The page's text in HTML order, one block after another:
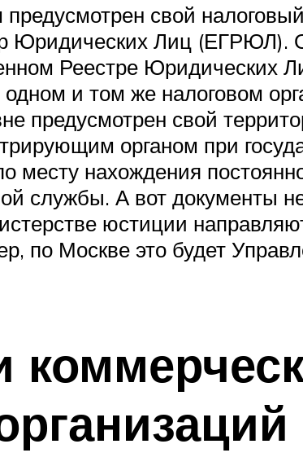
свой
Юридических Лиц (ЕГРЮЛ).
Реестре Юридических
и том же налоговом
предусмотрен свой
органом при
месту нахождения
службы. А вот документы
юстиции
по Москве это будет